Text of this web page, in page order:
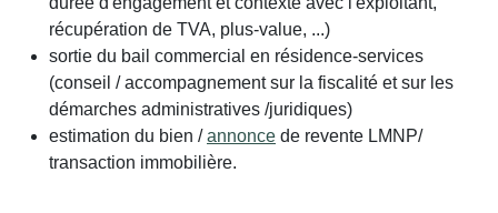
récupération de TVA, plus-value, ...)
sortie du bail commercial en résidence-services
(conseil / accompagnement sur la fiscalité et sur les
démarches administratives /juridiques)
estimation du bien /annonce de revente LMNP/
transaction immobilière.